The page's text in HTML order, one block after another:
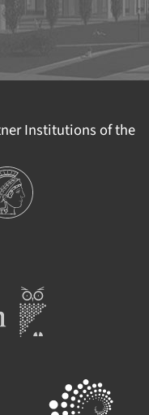
Institutions of the